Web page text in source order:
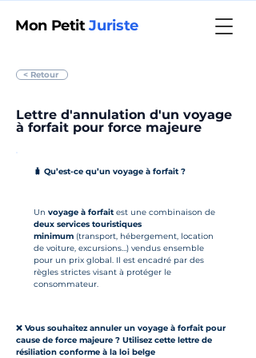
Mon PetitJuriste
< Retour
Lettre d'annulation d'un voyage
à forfait pour force majeure
🧳 Qu’est-ce qu’un voyage à forfait ?
Un voyage à forfait est une combinaison de
deux services touristiques
minimum (transport, hébergement, location
de voiture, excursions…) vendus ensemble
pour un prix global. Il est encadré par des
règles strictes visant à protéger le
consommateur.
❌ Vous souhaitez annuler un voyage à forfait pour
cause de force majeure ? Utilisez cette lettre de
résiliation conforme à la loi belge